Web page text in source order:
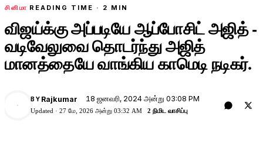
சினிமா READING TIME · 2 MIN
விஜய்க்கு அப்படியே ஆப்போசிட் அஜித் -
வடிவேலுவை தொடர்ந்து அஜித்
மானத்தையே வாங்கிய காமெடி நடிகர்.
BY Rajkumar 18 ஜனவரி, 2024 அன்று 03:08 PM
Updated · 27 மே, 2026 அன்று 03:32 AM 2 நிமிட வாசிப்பு